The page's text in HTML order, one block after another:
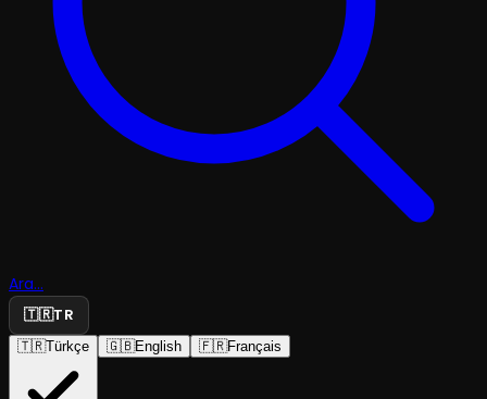
Ara...
🇹🇷TR
🇹🇷Türkçe 🇬🇧English 🇫🇷Français